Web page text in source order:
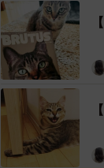
東京都足立区内
ともとは黒猫の
か月くらいの時
うだい3匹で老夫